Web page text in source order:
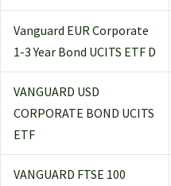
Vanguard EUR Corporate
1-3 Year Bond UCITS ETF D
VANGUARD USD
CORPORATE BOND UCITS
ETF
VANGUARD FTSE 100